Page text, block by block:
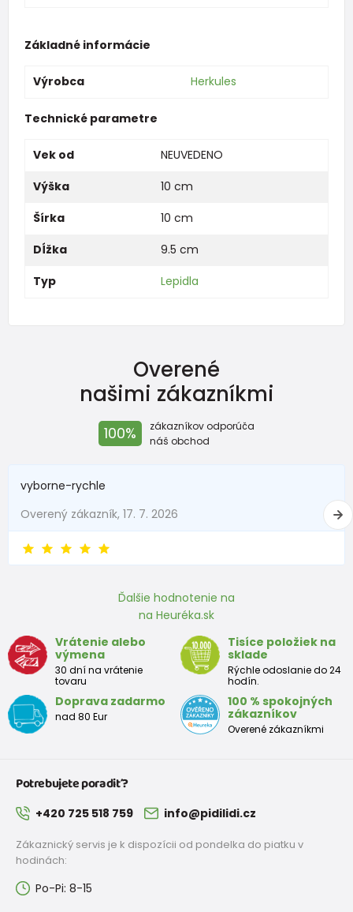
Základné informácie
Výrobca Herkules
Technické parametre
Vek od
NEUVEDENO
Výška
10 cm
Šírka
10 cm
Dĺžka
9.5 cm
Typ
Lepidla
Overené
našimi zákazníkmi
100%
zákazníkov odporúča
náš obchod
vyborne-rychle
Overený zákazník, 17. 7. 2026
Ďalšie hodnotenie na
na Heuréka.sk
Vrátenie alebo
výmena
30 dní na vrátenie
tovaru
Tisíce položiek na
sklade
Rýchle odoslanie do 24
hodín.
Doprava zadarmo
nad 80 Eur
100 % spokojných
zákazníkov
Overené zákazníkmi
Potrebujete poradiť?
+420 725 518 759 info@pidilidi.cz
Zákaznický servis je k dispozícii od pondelka do piatku v
hodinách:
Po-Pi: 8-15